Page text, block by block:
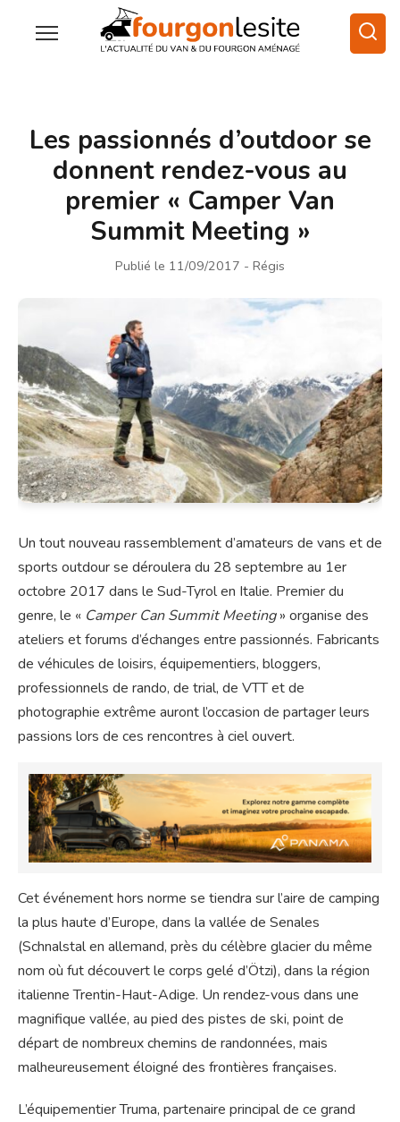
Les passionnés d’outdoor se
donnent rendez-vous au
premier « Camper Van
Summit Meeting »
Publié le 11/09/2017 - Régis
Un tout nouveau rassemblement d’amateurs de vans et de
sports outdour se déroulera du 28 septembre au 1er
octobre 2017 dans le Sud-Tyrol en Italie. Premier du
genre, le « Camper Can Summit Meeting» organise des
ateliers et forums d’échanges entre passionnés. Fabricants
de véhicules de loisirs, équipementiers, bloggers,
professionnels de rando, de trial, de VTT et de
photographie extrême auront l’occasion de partager leurs
passions lors de ces rencontres à ciel ouvert.
Cet événement hors norme se tiendra sur l’aire de camping
la plus haute d’Europe, dans la vallée de Senales
(Schnalstal en allemand, près du célèbre glacier du même
nom où fut découvert le corps gelé d’Ötzi), dans la région
italienne Trentin-Haut-Adige. Un rendez-vous dans une
magnifique vallée, au pied des pistes de ski, point de
départ de nombreux chemins de randonnées, mais
malheureusement éloigné des frontières françaises.
L’équipementier Truma, partenaire principal de ce grand